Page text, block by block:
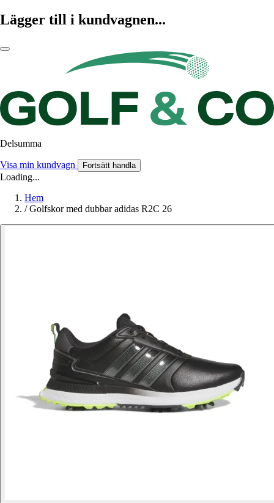
Lägger till i kundvagnen...
Delsumma
Visa min kundvagn Fortsätt handla
Loading...
Hem
/ Golfskor med dubbar adidas R2C 26